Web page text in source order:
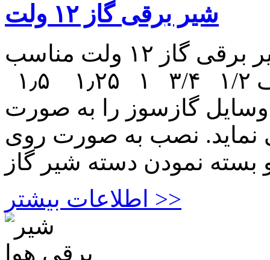
شیر برقی گاز ۱۲ ولت
شیر برقی گاز ۱۲ ولت شیر برقی گاز ۱۲ ولت مناسب
وسایل گازسوز را به صورت
نماید. نصب به صورت روی
اطلاعات بیشتر >>